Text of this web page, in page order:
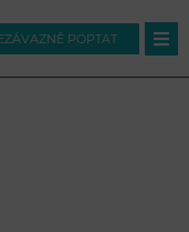
POPTAT